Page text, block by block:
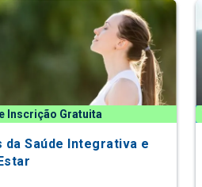
Inscrição Gratuita
da Saúde Integrativa e